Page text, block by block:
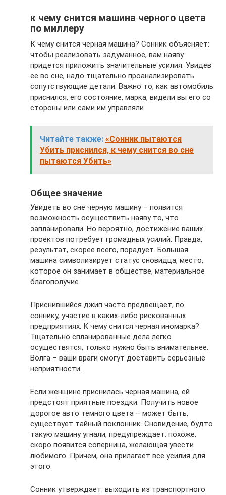
к чему снится машина черного цвета
по миллеру
К чему снится черная машина? Сонник объясняет:
чтобы реализовать задуманное, вам наяву
придется приложить значительные усилия. Увидев
ее во сне, надо тщательно проанализировать
сопутствующие детали. Важно то, как автомобиль
приснился, его состояние, марка, видели вы его со
стороны или сами им управляли.
Читайте также: «Сонник пытаются
Убить приснился, к чему снится во сне
пытаются Убить»
Общее значение
Увидеть во сне черную машину – появится
возможность осуществить наяву то, что
запланировали. Но вероятно, достижение ваших
проектов потребует громадных усилий. Правда,
результат, скорее всего, порадует. Большая
машина символизирует статус сновидца, место,
которое он занимает в обществе, материальное
благополучие.
Приснившийся джип часто предвещает, по
соннику, участие в каких-либо рискованных
предприятиях. К чему снится черная иномарка?
Тщательно спланированные дела легко
осуществятся, только нужно быть внимательнее.
Волга – ваши враги смогут доставить серьезные
неприятности.
Если женщине приснилась черная машина, ей
предстоят приятные поездки. Получить новое
дорогое авто темного цвета – может быть,
существует тайный поклонник. Сновидение, будто
такую машину угнали, предупреждает: похоже,
скоро появится соперница, желающая увести
любимого. Причем, она прилагает все усилия для
этого.
Сонник утверждает: выходить из транспортного